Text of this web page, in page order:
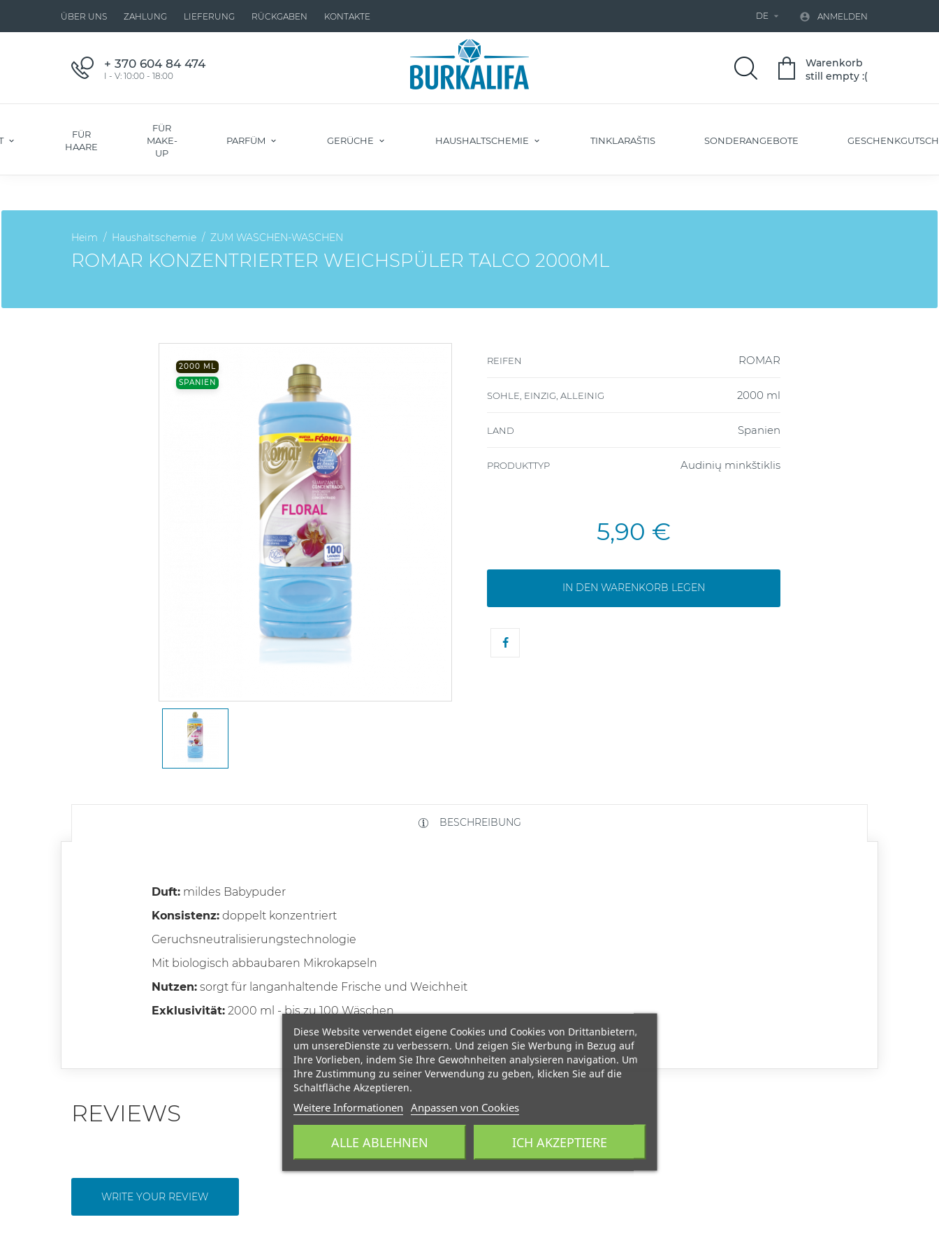
ÜBER UNS ZAHLUNG LIEFERUNG RÜCKGABEN KONTAKTE DE   ANMELDEN
+ 370 604 84 474
I - V: 10:00 - 18:00
Warenkorb
still empty :(
FÜR
HAARE
FÜR
MAKE-
UP
PARFÜM GERÜCHE HAUSHALTSCHEMIE TINKLARAŠTIS SONDERANGEBOTE
Heim Haushaltschemie ZUM WASCHEN-WASCHEN
ROMAR KONZENTRIERTER WEICHSPÜLER TALCO 2000ML
2000 ML
SPANIEN
REIFEN ROMAR
SOHLE, EINZIG, ALLEINIG 2000 ml
LAND Spanien
PRODUKTTYP Audinių minkštiklis
5,90 €
IN DEN WARENKORB LEGEN
BESCHREIBUNG
Duft: mildes Babypuder
Konsistenz: doppelt konzentriert
Geruchsneutralisierungstechnologie
Mit biologisch abbaubaren Mikrokapseln
Nutzen: sorgt für langanhaltende Frische und Weichheit
Exklusivität: 2000 ml - bis zu 100 Wäschen
REVIEWS
WRITE YOUR REVIEW
Diese Website verwendet eigene Cookies und Cookies von Drittanbietern,
um unsereDienste zu verbessern. Und zeigen Sie Werbung in Bezug auf
Ihre Vorlieben, indem Sie Ihre Gewohnheiten analysieren navigation. Um
Ihre Zustimmung zu seiner Verwendung zu geben, klicken Sie auf die
Schaltfläche Akzeptieren.
Weitere Informationen Anpassen von Cookies
ALLE ABLEHNEN ICH AKZEPTIERE